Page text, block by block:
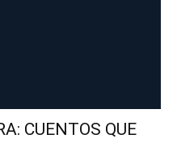
CUENTOS QUE